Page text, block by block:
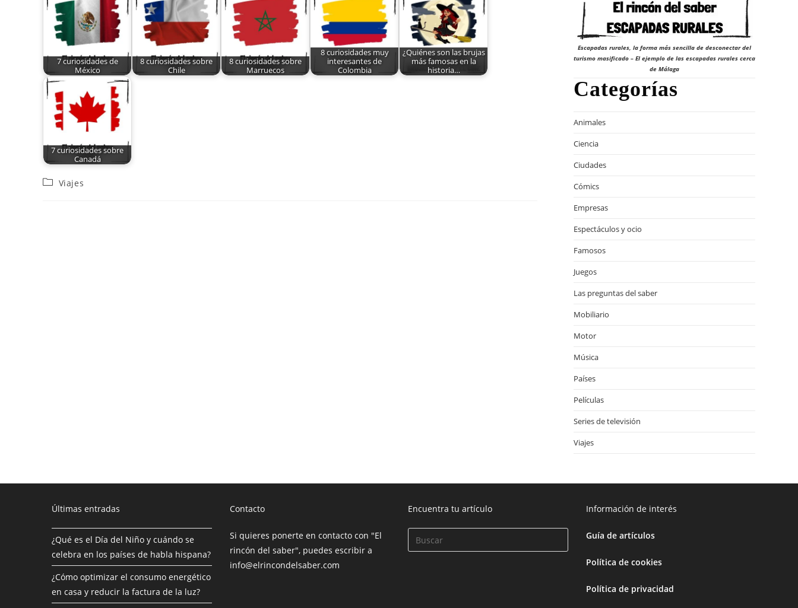
7 curiosidades de
México
8 curiosidades sobre
Chile
8 curiosidades sobre
Marruecos
8 curiosidades muy
interesantes de
Colombia
¿Quiénes son las brujas
más famosas en la
historia…
7 curiosidades sobre
Canadá
Viajes
Escapadas rurales, la forma más sencilla de desconectar del
turismo masificado – El ejemplo de las escapadas rurales cerca
de Málaga
Categorías
Animales
Ciencia
Ciudades
Cómics
Empresas
Espectáculos y ocio
Famosos
Juegos
Las preguntas del saber
Mobiliario
Motor
Música
Países
Películas
Series de televisión
Viajes
Últimas entradas
¿Qué es el Día del Niño y cuándo se
celebra en los países de habla hispana?
¿Cómo optimizar el consumo energético
en casa y reducir la factura de la luz?
Contacto
Si quieres ponerte en contacto con "El
rincón del saber", puedes escribir a
info@elrincondelsaber.com
Encuentra tu artículo Información de interés
Guía de artículos
Política de cookies
Política de privacidad